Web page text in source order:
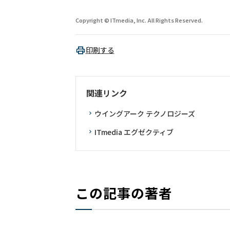
Copyright © ITmedia, Inc. All Rights Reserved.
印刷する
関連リンク
ウイングアーク テクノロジーズ
ITmedia エグゼクティブ
この記事の著者